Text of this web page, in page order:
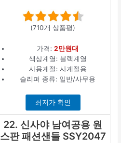
(710개 상품평)
가격:2만원대
색상계열: 블랙계열
사용계절: 사계절용
슬리퍼 종류: 일반/사무용
최저가 확인
22. 신사야 남여공용 원
스판 패션샌들 SSY2047